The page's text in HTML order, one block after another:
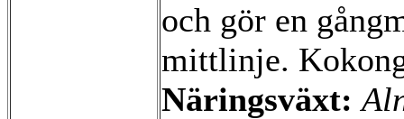
och gör en
mittlinje.
Näringsväxt: